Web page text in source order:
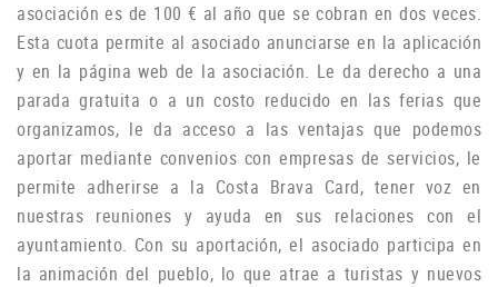
asociación es de 100 € al año que se cobran en dos veces.
Esta cuota permite al asociado anunciarse en la aplicación
y en la página web de la asociación. Le da derecho a una
parada gratuita o a un costo reducido en las ferias que
organizamos, le da acceso a las ventajas que podemos
aportar mediante convenios con empresas de servicios, le
permite adherirse a la Costa Brava Card, tener voz en
nuestras reuniones y ayuda en sus relaciones con el
ayuntamiento. Con su aportación, el asociado participa en
la animación del pueblo, lo que atrae a turistas y nuevos